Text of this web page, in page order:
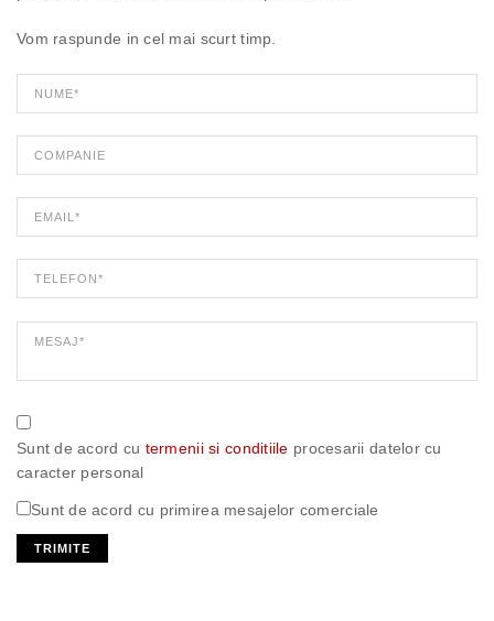
Vom raspunde in cel mai scurt timp.
Sunt de acord cu termenii si conditiile procesarii datelor cu
caracter personal
Sunt de acord cu primirea mesajelor comerciale
TRIMITE